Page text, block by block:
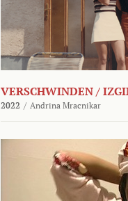
VERSCHWINDEN /
2022 / Andrina Mracnikar